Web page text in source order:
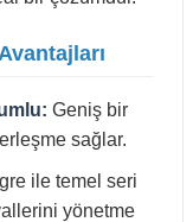
Geniş bir
sağlar.
ile temel seri
yönetme